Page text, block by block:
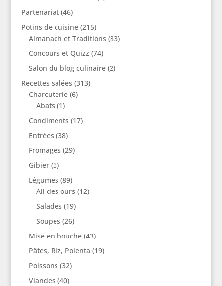
Partenariat(46)
Potins de cuisine(215)
Almanach et Traditions (83)
Concours et Quizz (74)
Salon du blog culinaire(2)
Recettes salées (313)
Charcuterie(6)
Abats (1)
Condiments (17)
Entrées (38)
Fromages (29)
Gibier(3)
Légumes (89)
Ail des ours (12)
Salades (19)
Soupes (26)
Mise en bouche(43)
Pâtes, Riz, Polenta (19)
Poissons (32)
Viandes (40)